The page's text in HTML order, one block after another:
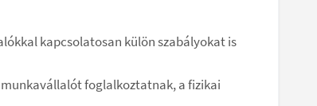
kapcsolatosan külön szabályokat is
munkavállalót foglalkoztatnak, a fizikai